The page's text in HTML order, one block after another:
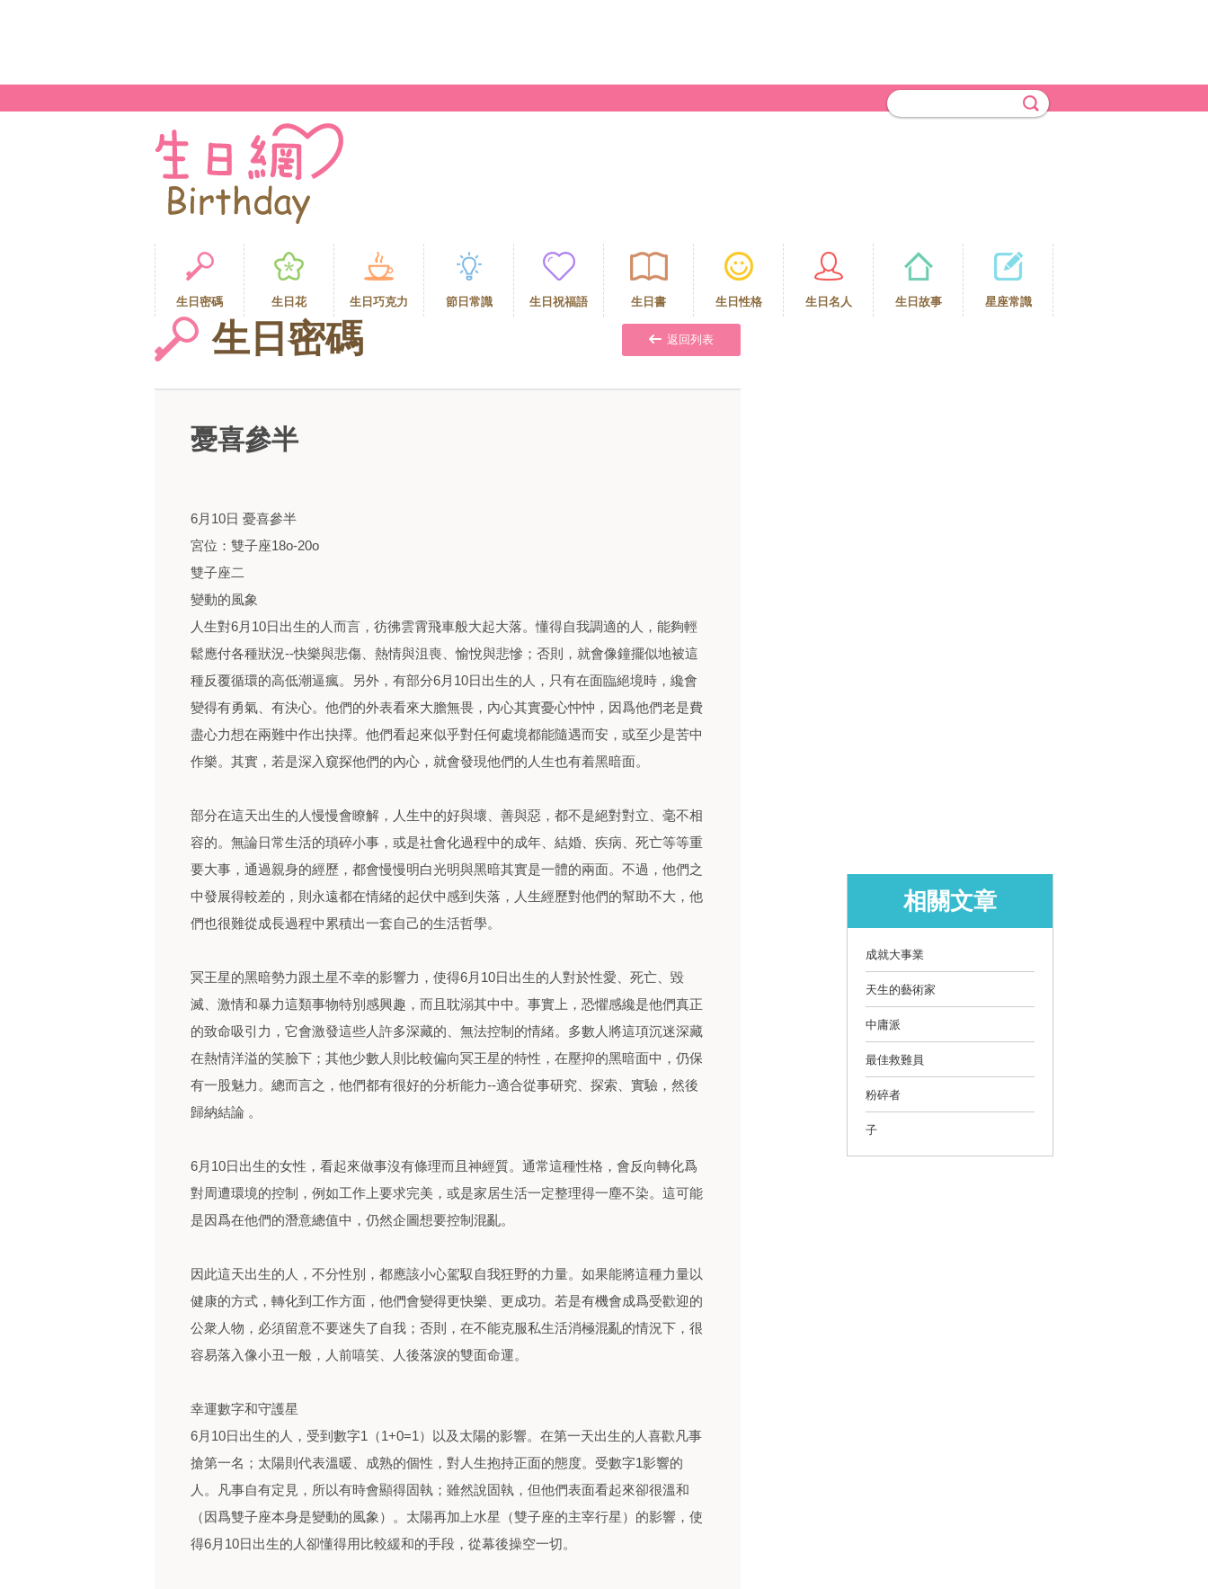
生日密碼 生日花 生日巧克力 節日常識 生日祝福語 生日書 生日性格 生日名人 生日故事 星座常識
生日密碼 返回列表
憂喜參半
6月10日 憂喜參半
宮位：雙子座18o-20o
雙子座二
變動的風象
人生對6月10日出生的人而言，彷彿雲霄飛車般大起大落。懂得自我調適的人，能夠輕
鬆應付各種狀況--快樂與悲傷、熱情與沮喪、愉悅與悲慘；否則，就會像鐘擺似地被這
種反覆循環的高低潮逼瘋。另外，有部分6月10日出生的人，只有在面臨絕境時，纔會
變得有勇氣、有決心。他們的外表看來大膽無畏，內心其實憂心忡忡，因爲他們老是費
盡心力想在兩難中作出抉擇。他們看起來似乎對任何處境都能隨遇而安，或至少是苦中
作樂。其實，若是深入窺探他們的內心，就會發現他們的人生也有着黑暗面。
部分在這天出生的人慢慢會瞭解，人生中的好與壞、善與惡，都不是絕對對立、毫不相
容的。無論日常生活的瑣碎小事，或是社會化過程中的成年、結婚、疾病、死亡等等重
要大事，通過親身的經歷，都會慢慢明白光明與黑暗其實是一體的兩面。不過，他們之
中發展得較差的，則永遠都在情緒的起伏中感到失落，人生經歷對他們的幫助不大，他
們也很難從成長過程中累積出一套自己的生活哲學。
冥王星的黑暗勢力跟土星不幸的影響力，使得6月10日出生的人對於性愛、死亡、毀
滅、激情和暴力這類事物特別感興趣，而且耽溺其中中。事實上，恐懼感纔是他們真正
的致命吸引力，它會激發這些人許多深藏的、無法控制的情緒。多數人將這項沉迷深藏
在熱情洋溢的笑臉下；其他少數人則比較偏向冥王星的特性，在壓抑的黑暗面中，仍保
有一股魅力。總而言之，他們都有很好的分析能力--適合從事研究、探索、實驗，然後
歸納結論 。
6月10日出生的女性，看起來做事沒有條理而且神經質。通常這種性格，會反向轉化爲
對周遭環境的控制，例如工作上要求完美，或是家居生活一定整理得一塵不染。這可能
是因爲在他們的潛意總值中，仍然企圖想要控制混亂。
因此這天出生的人，不分性別，都應該小心駕馭自我狂野的力量。如果能將這種力量以
健康的方式，轉化到工作方面，他們會變得更快樂、更成功。若是有機會成爲受歡迎的
公衆人物，必須留意不要迷失了自我；否則，在不能克服私生活消極混亂的情況下，很
容易落入像小丑一般，人前嘻笑、人後落淚的雙面命運。
幸運數字和守護星
6月10日出生的人，受到數字1（1+0=1）以及太陽的影響。在第一天出生的人喜歡凡事
搶第一名；太陽則代表溫暖、成熟的個性，對人生抱持正面的態度。受數字1影響的
人。凡事自有定見，所以有時會顯得固執；雖然說固執，但他們表面看起來卻很溫和
（因爲雙子座本身是變動的風象）。太陽再加上水星（雙子座的主宰行星）的影響，使
得6月10日出生的人卻懂得用比較緩和的手段，從幕後操空一切。
相關文章
成就大事業
天生的藝術家
中庸派
最佳救難員
粉碎者
子